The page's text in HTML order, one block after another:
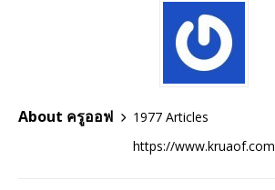
About ครูออฟ
1977 Articles
https://www.kruaof.com